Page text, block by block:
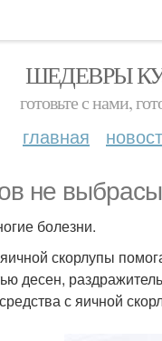
ШЕДЕВРЫ
готовьте с нами,
главная
не
болезни.
скорлупы
десен,
с яичной